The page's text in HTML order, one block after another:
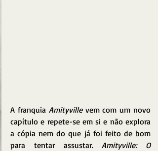
A franquia Amityville vem com um novo
capítulo e repete-se em si e não explora
a cópia nem do que já foi feito de bom
para tentar assustar. Amityville: O